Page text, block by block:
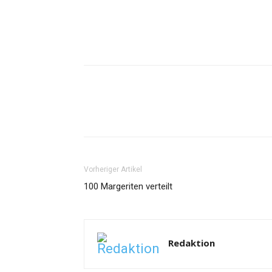
Vorheriger Artikel
100 Margeriten verteilt
Redaktion